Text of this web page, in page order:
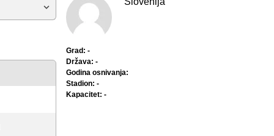
Grad: -
Država: -
Godina osnivanja:
Stadion: -
Kapacitet: -